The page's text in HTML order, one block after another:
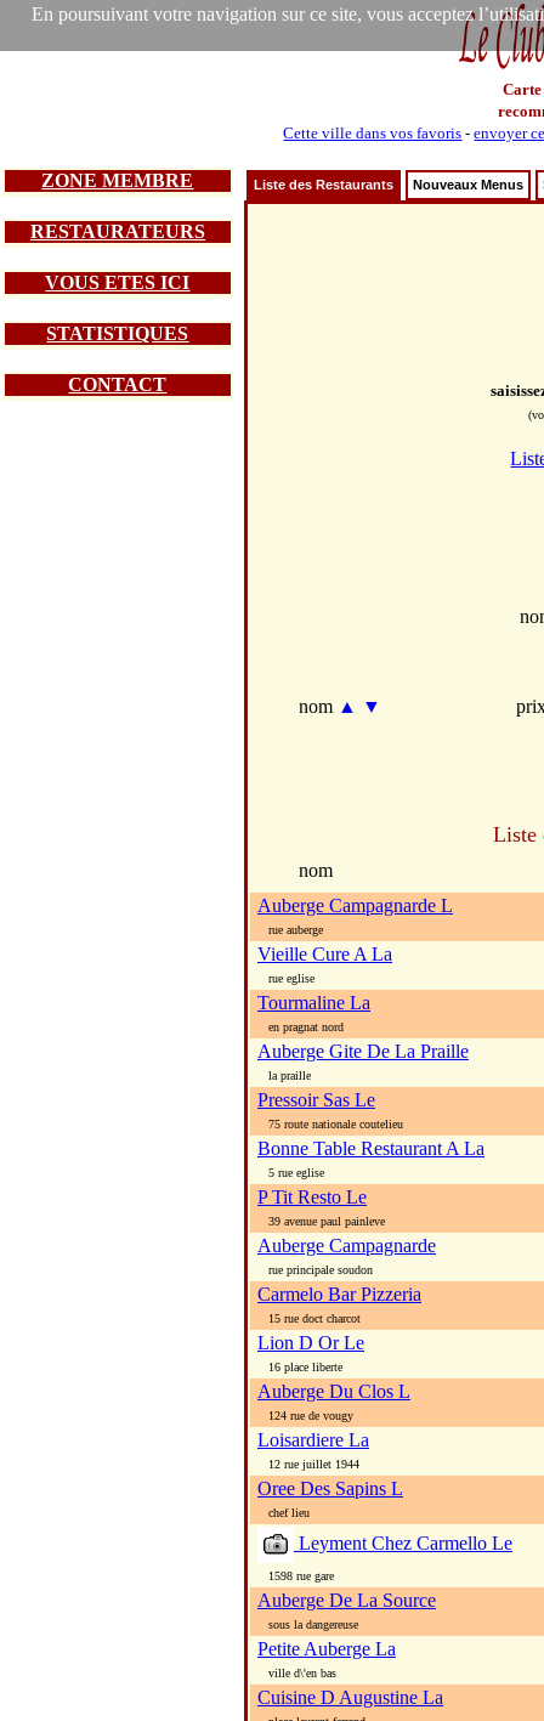
En poursuivant votre navigation sur ce site, vous acceptez
Carte
Cette ville dans vos favoris -envoyer
ZONE MEMBRE
RESTAURATEURS
VOUS ETES ICI
STATISTIQUES
CONTACT
Liste des Restaurants Nouveaux Menus
nom ▲ ▼
Liste
nom
Auberge Campagnarde L
rue auberge
Vieille Cure A La
rue eglise
Tourmaline La
en pragnat nord
Auberge Gite De La Praille
la praille
Pressoir Sas Le
75 route nationale coutelieu
Bonne Table Restaurant A La
5 rue eglise
P Tit Resto Le
39 avenue paul painleve
Auberge Campagnarde
rue principale soudon
Carmelo Bar Pizzeria
15 rue doct charcot
Lion D Or Le
16 place liberte
Auberge Du Clos L
124 rue de vougy
Loisardiere La
12 rue juillet 1944
Oree Des Sapins L
chef lieu
Leyment Chez Carmello Le
1598 rue gare
Auberge De La Source
sous la dangereuse
Petite Auberge La
ville d\'en bas
Cuisine D Augustine La